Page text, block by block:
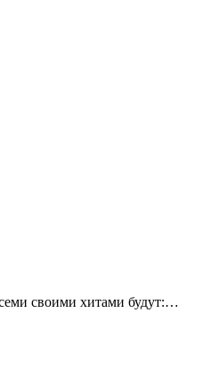
своими хитами будут:…